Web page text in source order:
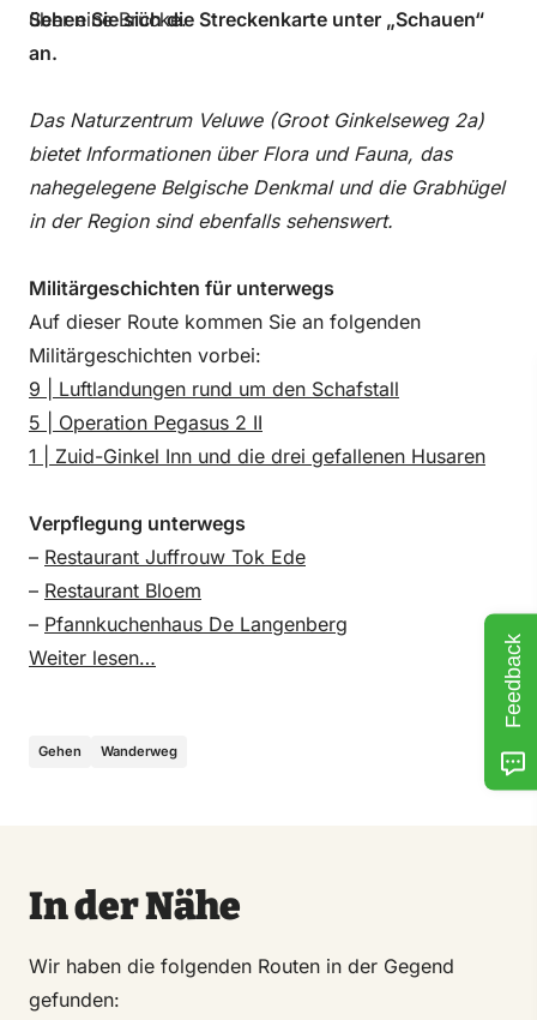
über eine Brücke.
Sehen Sie sich die Streckenkarte unter „Schauen“
an.
Das Naturzentrum Veluwe (Groot Ginkelseweg 2a)
bietet Informationen über Flora und Fauna, das
nahegelegene Belgische Denkmal und die Grabhügel
in der Region sind ebenfalls sehenswert.
Militärgeschichten für unterwegs
Auf dieser Route kommen Sie an folgenden
Militärgeschichten vorbei:
9 | Luftlandungen rund um den Schafstall
5 | Operation Pegasus 2 II
1 | Zuid-Ginkel Inn und die drei gefallenen Husaren
Verpflegung unterwegs
– Restaurant Juffrouw Tok Ede
– Restaurant Bloem
– Pfannkuchenhaus De Langenberg
Weiter lesen…
Gehen Wanderweg
In der Nähe
Wir haben die folgenden Routen in der Gegend
gefunden:
Feedback